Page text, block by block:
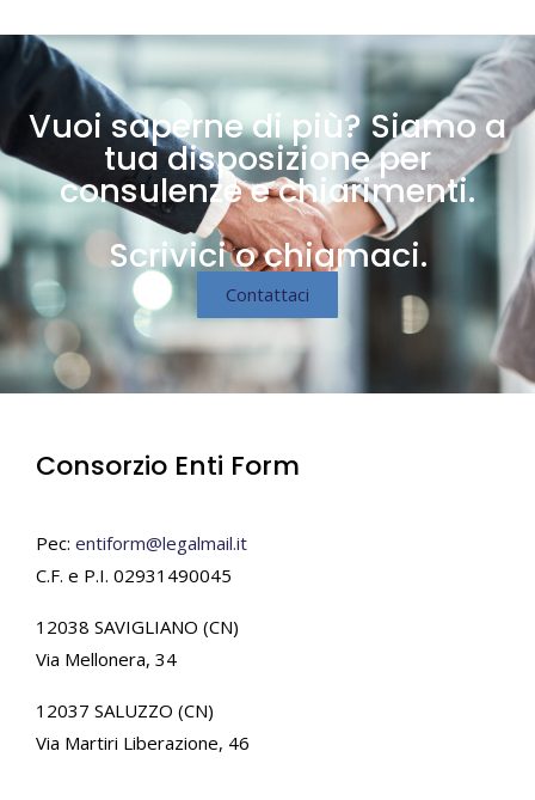
Vuoi saperne di più? Siamo a
tua disposizione per
consulenze e chiarimenti.
Scrivici o chiamaci.
Contattaci
Consorzio Enti Form
Pec: entiform@legalmail.it
C.F. e P.I. 02931490045
12038 SAVIGLIANO (CN)
Via Mellonera, 34
12037 SALUZZO (CN)
Via Martiri Liberazione, 46